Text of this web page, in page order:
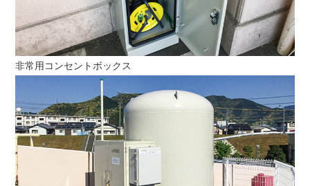
非常用コンセントボックス